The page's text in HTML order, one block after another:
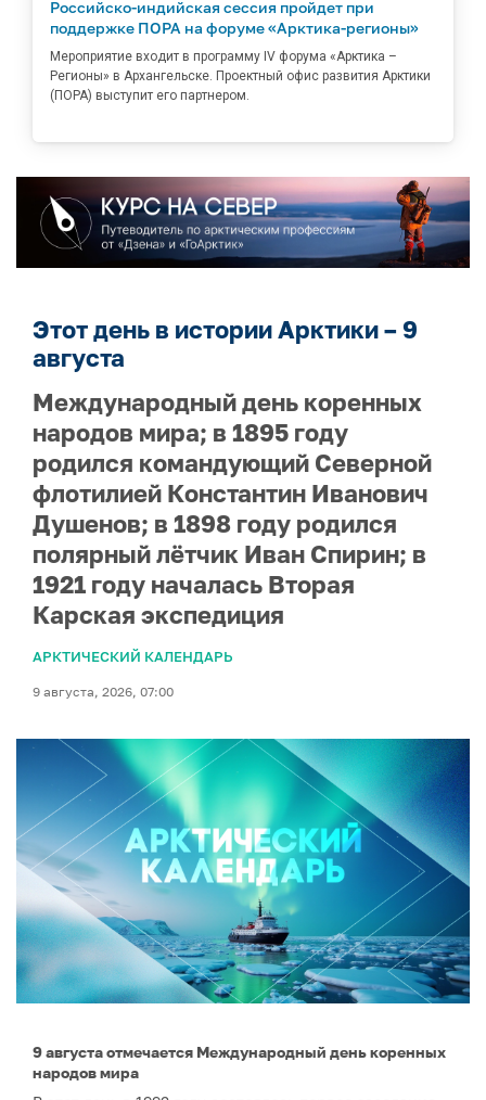
Российско-индийская сессия пройдет при
поддержке ПОРА на форуме «Арктика-регионы»
Мероприятие входит в программу IV форума «Арктика –
Регионы» в Архангельске. Проектный офис развития Арктики
(ПОРА) выступит его партнером.
Этот день в истории Арктики – 9
августа
Международный день коренных
народов мира; в 1895 году
родился командующий Северной
флотилией Константин Иванович
Душенов; в 1898 году родился
полярный лётчик Иван Спирин; в
1921 году началась Вторая
Карская экспедиция
АРКТИЧЕСКИЙ КАЛЕНДАРЬ
9 августа, 2026, 07:00
9 августа отмечается Международный день коренных
народов мира